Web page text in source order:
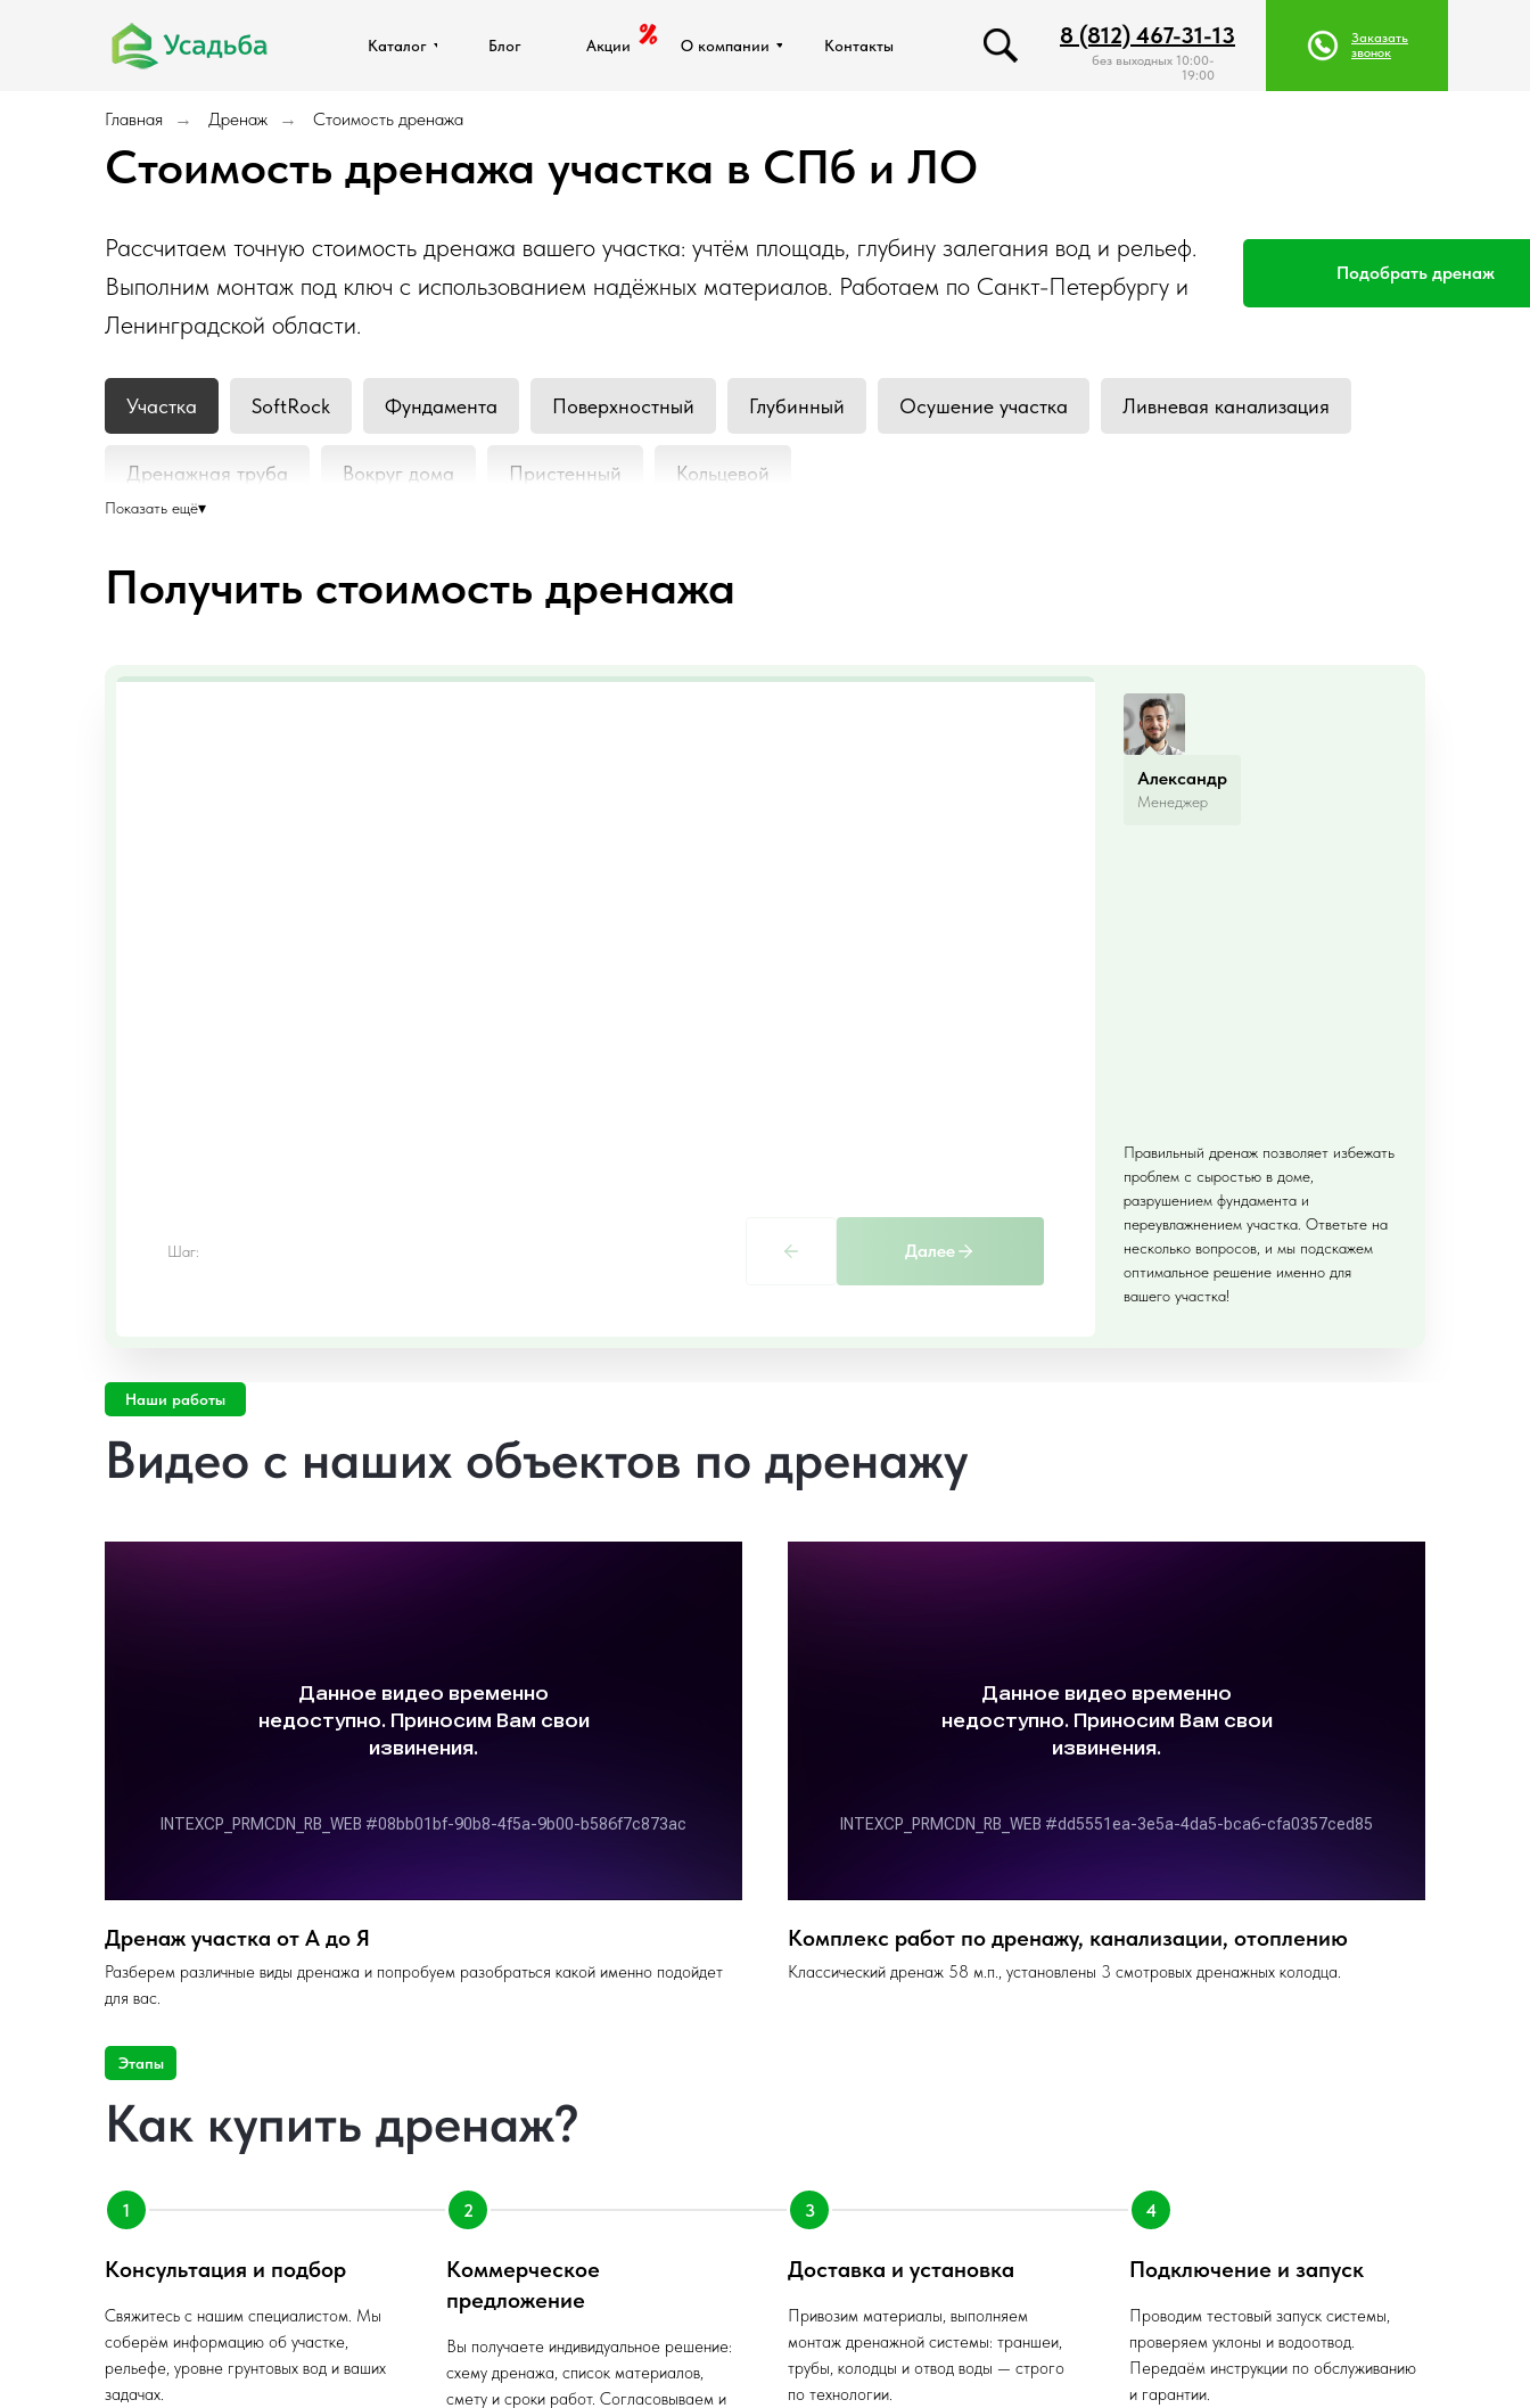
Заказать
звонок
без выходных 10:00-
19:00
8 (812) 467-31-13
Каталог О компании
Блог Акции Контакты
Заказать
звонок
8 (812) 467-31-13
Каталог О компании
Блог Акции Контакты
Главная → Дренаж → Стоимость дренажа
Стоимость дренажа участка в СПб и ЛО
Рассчитаем точную стоимость дренажа вашего участка: учтём площадь, глубину залегания вод и рельеф.
Выполним монтаж под ключ с использованием надёжных материалов. Работаем по Санкт-Петербургу и
Ленинградской области.
Подобрать дренаж
Участка SoftRock Фундамента Поверхностный Глубинный Осушение участка Ливневая канализация
Дренажная труба Вокруг дома Пристенный Кольцевой
Показать ещё▾
Получить стоимость дренажа
Александр
Менеджер
Правильный дренаж позволяет избежать
проблем с сыростью в доме,
разрушением фундамента и
переувлажнением участка. Ответьте на
несколько вопросов, и мы подскажем
оптимальное решение именно для
вашего участка!
Шаг: Далее
Видео с наших объектов по дренажу
Наши работы
Дренаж участка от А до Я
Разберем различные виды дренажа и попробуем разобраться какой именно подойдет
для вас.
Комплекс работ по дренажу, канализации, отоплению
Классический дренаж 58 м.п., установлены 3 смотровых дренажных колодца.
Как купить дренаж?
Этапы
Консультация и подбор
Свяжитесь с нашим специалистом. Мы
соберём информацию об участке,
рельефе, уровне грунтовых вод и ваших
задачах.
Коммерческое
предложение
Вы получаете индивидуальное решение:
схему дренажа, список материалов,
смету и сроки работ. Согласовываем и
Доставка и установка
Привозим материалы, выполняем
монтаж дренажной системы: траншеи,
трубы, колодцы и отвод воды — строго
по технологии.
Подключение и запуск
Проводим тестовый запуск системы,
проверяем уклоны и водоотвод.
Передаём инструкции по обслуживанию
и гарантии.